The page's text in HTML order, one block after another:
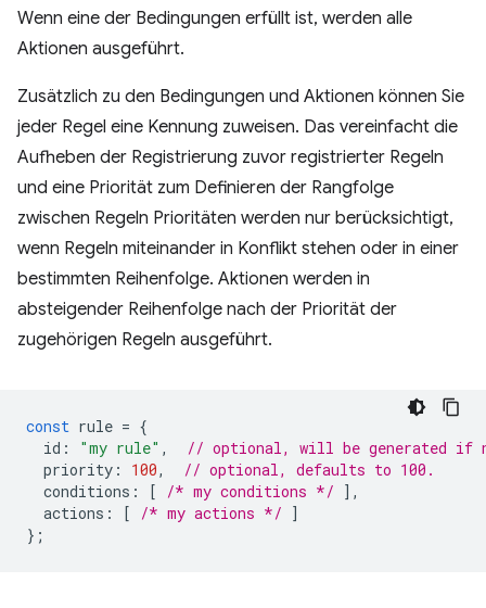
Wenn eine der Bedingungen erfüllt ist, werden alle
Aktionen ausgeführt.
Zusätzlich zu den Bedingungen und Aktionen können Sie
jeder Regel eine Kennung zuweisen. Das vereinfacht die
Aufheben der Registrierung zuvor registrierter Regeln
und eine Priorität zum Definieren der Rangfolge
zwischen Regeln Prioritäten werden nur berücksichtigt,
wenn Regeln miteinander in Konflikt stehen oder in einer
bestimmten Reihenfolge. Aktionen werden in
absteigender Reihenfolge nach der Priorität der
zugehörigen Regeln ausgeführt.
const rule = {
id : "my rule" ,
// optional, will be generated if
priority : 100,
// optional, defaults to 100.
conditions : [ /* my conditions */ ],
actions : [ /* my actions */ ]
};